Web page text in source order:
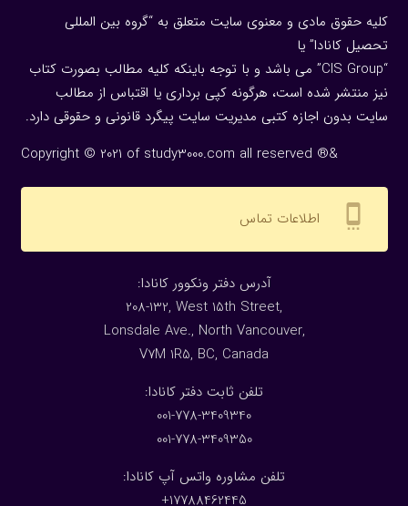
کلیه حقوق مادی و معنوی سایت متعلق به “گروه بین المللی
تحصیل کانادا” یا
“CIS Group” می باشد و با توجه باینکه کلیه مطالب بصورت کتاب
نیز منتشر شده است، هرگونه كپی برداری یا اقتباس از مطالب
سایت بدون اجازه كتبی مدیریت سایت پیگرد قانونی و حقوقی دارد.
Copyright © 2021 of study3000.com all reserved ®&
settings_cell اطلاعات تماس
:آدرس دفتر ونکوور کانادا
208-132, West 15th Street,
Lonsdale Ave., North Vancouver,
V7M 1R5, BC, Canada
:تلفن ثابت دفتر کانادا
001-778-3409340
001-778-3409350
تلفن مشاوره واتس آپ کانادا:
17788462445+